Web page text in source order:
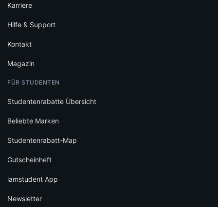
Karriere
Hilfe & Support
Kontakt
Magazin
FÜR STUDENTEN
Studentenrabatte Übersicht
Beliebte Marken
Studentenrabatt-Map
Gutscheinheft
iamstudent App
Newsletter